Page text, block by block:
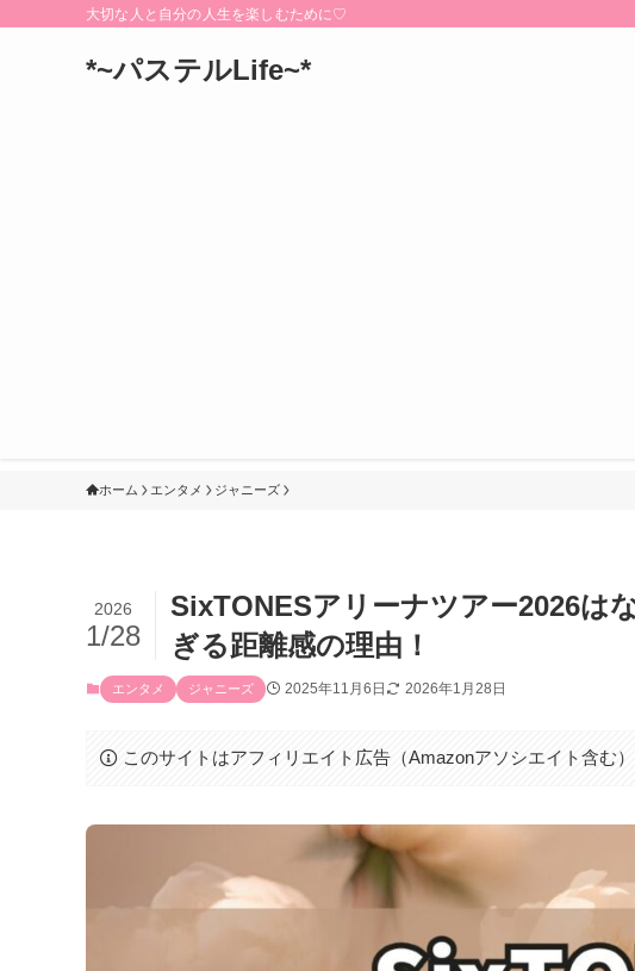
大切な人と自分の人生を楽しむために♡
*~パステルLife~*
ホーム エンタメ ジャニーズ
SixTONESアリーナツアー2026は
ぎる距離感の理由！
2026
1/28
エンタメ ジャニーズ 2025年11月6日 2026年1月28日
このサイトはアフィリエイト広告（Amazonアソシエイト含む